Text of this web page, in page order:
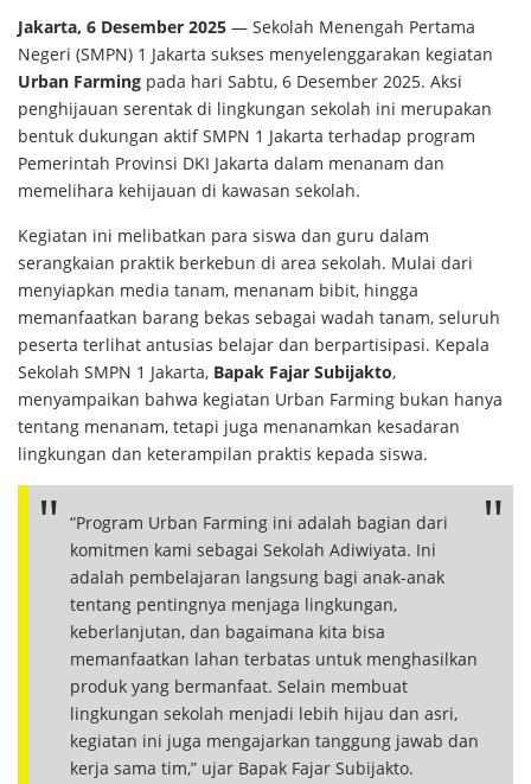
Jakarta, 6 Desember 2025 — Sekolah Menengah Pertama
Negeri (SMPN) 1 Jakarta sukses menyelenggarakan kegiatan
Urban Farming pada hari Sabtu, 6 Desember 2025. Aksi
penghijauan serentak di lingkungan sekolah ini merupakan
bentuk dukungan aktif SMPN 1 Jakarta terhadap program
Pemerintah Provinsi DKI Jakarta dalam menanam dan
memelihara kehijauan di kawasan sekolah.
Kegiatan ini melibatkan para siswa dan guru dalam
serangkaian praktik berkebun di area sekolah. Mulai dari
menyiapkan media tanam, menanam bibit, hingga
memanfaatkan barang bekas sebagai wadah tanam, seluruh
peserta terlihat antusias belajar dan berpartisipasi. Kepala
Sekolah SMPN 1 Jakarta, Bapak Fajar Subijakto,
menyampaikan bahwa kegiatan Urban Farming bukan hanya
tentang menanam, tetapi juga menanamkan kesadaran
lingkungan dan keterampilan praktis kepada siswa.
“Program Urban Farming ini adalah bagian dari
komitmen kami sebagai Sekolah Adiwiyata. Ini
adalah pembelajaran langsung bagi anak-anak
tentang pentingnya menjaga lingkungan,
keberlanjutan, dan bagaimana kita bisa
memanfaatkan lahan terbatas untuk menghasilkan
produk yang bermanfaat. Selain membuat
lingkungan sekolah menjadi lebih hijau dan asri,
kegiatan ini juga mengajarkan tanggung jawab dan
kerja sama tim,” ujar Bapak Fajar Subijakto.